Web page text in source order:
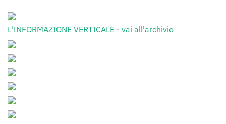
L'INFORMAZIONE VERTICALE - vai all'archivio